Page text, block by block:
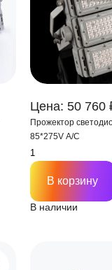
Цена: 50 760
Прожектор
85*275V A/C
В наличии
В корзину